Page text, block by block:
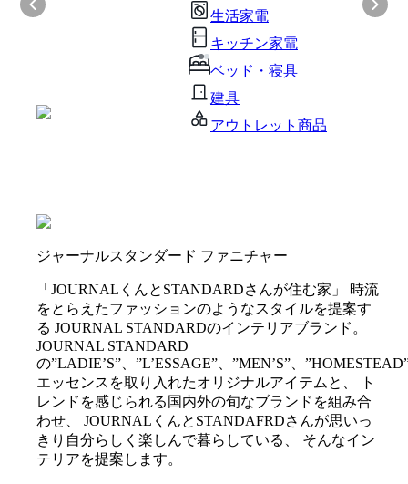
生活家電
キッチン家電
ベッド・寝具
建具
アウトレット商品
ジャーナルスタンダード ファニチャー
「JOURNALくんとSTANDARDさんが住む家」 時流
をとらえたファッションのようなスタイルを提案す
る JOURNAL STANDARDのインテリアブランド。
JOURNAL STANDARD
の”LADIE’S”、”L’ESSAGE”、”MEN’S”、
エッセンスを取り入れたオリジナルアイテムと、 ト
レンドを感じられる国内外の旬なブランドを組み合
わせ、 JOURNALくんとSTANDAFRDさんが思いっ
きり自分らしく楽しんで暮らしている、 そんなイン
テリアを提案します。